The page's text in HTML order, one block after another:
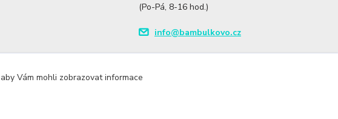
(Po-Pá, 8-16 hod.)
info@bambulkovo.cz
Vám mohli zobrazovat informace